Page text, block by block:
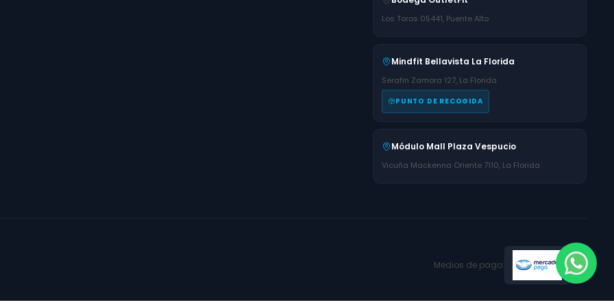
Los Toros 05441, Puente Alto
Mindfit Bellavista La Florida
Serafin Zamora 127, La Florida
PUNTO DE RECOGIDA
Módulo Mall Plaza Vespucio
Vicuña Mackenna Oriente 7110, La Florida
Medios de pago: